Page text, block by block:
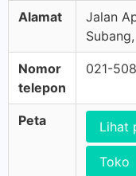
Alamat
Jalan
Nomor
telepon
021-
Peta Lihat
Toko